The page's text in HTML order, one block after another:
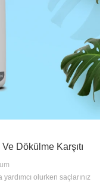
Dökülme Karşıtı
olurken saçlarınız